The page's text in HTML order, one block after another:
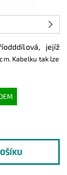
jejíž
Kabelku tak lze